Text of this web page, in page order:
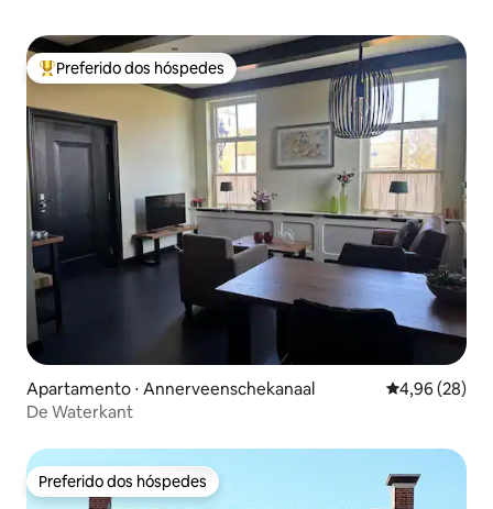
Entre os melhores preferidos dos hóspedes
Preferido dos hóspedes
Apartamento ⋅ Annerveenschekanaal 4,96 de uma
4,96 (28)
De Waterkant
Preferido dos hóspedes
Preferido dos hóspedes